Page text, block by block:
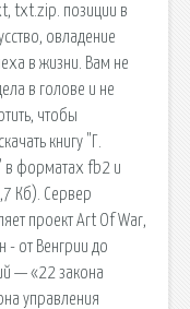
txt.zip. позиции в
овладение
в жизни. Вам не
в голове и не
чтобы
книгу "Г.
в форматах fb2 и
Кб). Сервер
проект Art Of War,
- от Венгрии до
— «22 закона
управления